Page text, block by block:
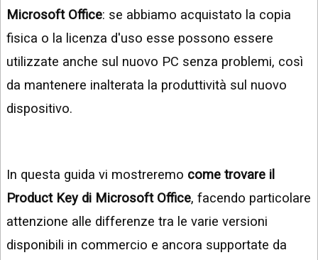
AI
APPS
APPS
TECNOLOGIA
Microsoft Office: se abbiamo acquistato la copia
fisica o la licenza d'uso esse possono essere
utilizzate anche sul nuovo PC senza problemi, così
da mantenere inalterata la produttività sul nuovo
dispositivo.
In questa guida vi mostreremo come trovare il
Product Key di Microsoft Office, facendo particolare
attenzione alle differenze tra le varie versioni
disponibili in commercio e ancora supportate da